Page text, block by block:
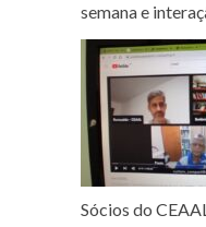
semana e
Sócios do